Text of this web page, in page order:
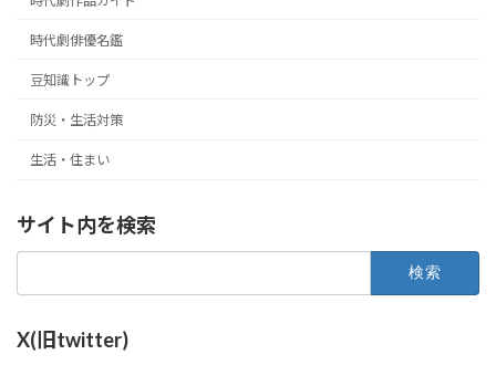
時代劇俳優名鑑
豆知識トップ
防災・生活対策
生活・住まい
サイト内を検索
X(旧twitter)